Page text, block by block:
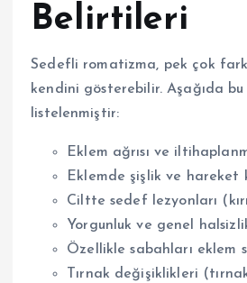
Belirtileri
Sedefli romatizma, pek çok
kendini gösterebilir. Aşağıda
listelenmiştir:
Eklem ağrısı ve
Eklemde şişlik ve hareket
Ciltte sedef lezyonları
Yorgunluk ve genel
Özellikle sabahları eklem
Tırnak değişiklikleri